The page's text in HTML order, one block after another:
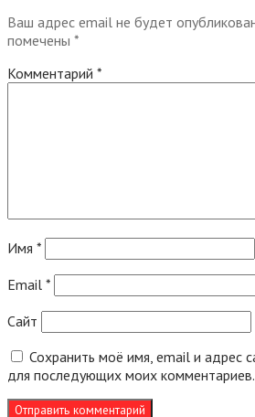
Ваш адрес email не будет
помечены *
Комментарий *
Имя *
Email *
Сайт
Сохранить моё имя, email и адрес
для последующих моих комментариев.